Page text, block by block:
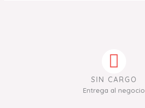
SIN CARGO
Entrega al negocio